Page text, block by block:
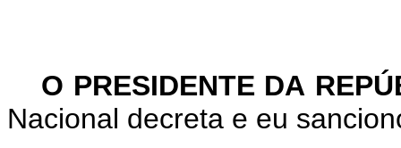
O PRESIDENTE DA
Nacional decreta e eu